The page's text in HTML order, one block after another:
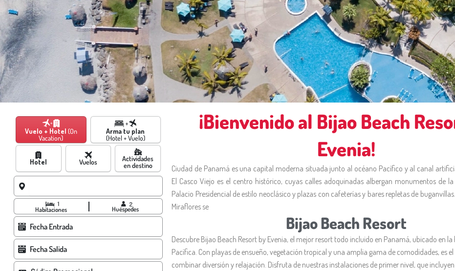
Vuelo + Hotel (On
Vacation)
Arma tu plan
(Hotel + Vuelo)
Hotel Vuelos
Actividades
en destino
1
Habitaciones
2
Huéspedes
¡Bienvenido al Bijao Beach
Evenia!
Ciudad de Panamá es una capital moderna situada junto al océano Pacífico y al canal
El Casco Viejo es el centro histórico, cuyas calles adoquinadas albergan monumentos de
Palacio Presidencial de estilo neoclásico y plazas con cafeterías y bares repletas de
Miraflores se
Bijao Beach Resort
Descubre Bijao Beach Resort by Evenia, el mejor resort todo incluido en Panamá, ubicado en la
Pacífica. Con playas de ensueño, vegetación tropical y una amplia gama de comodidades, es
combinar diversión y relajación. Disfruta de nuestras instalaciones de primer nivel, que